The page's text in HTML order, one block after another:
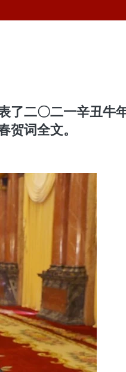
了二〇二一辛丑牛
贺词全文。